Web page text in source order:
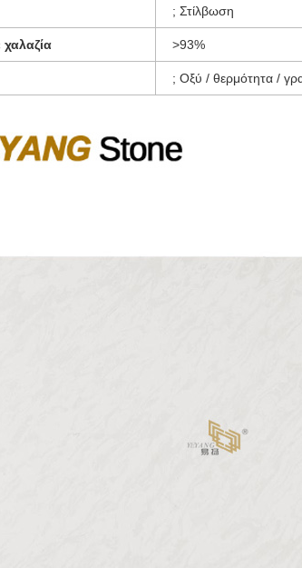
; Στίλβωση
χαλαζία >93%
; Οξύ / θερμότητα /